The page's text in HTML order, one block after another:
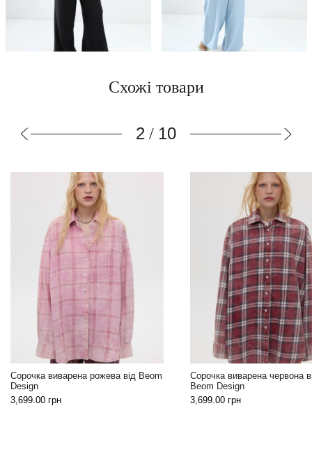
Схожі товари
3 / 10
Сорочка виварена рожева від Beom
Design
3,699.00 грн
Сорочка виварена червона
Beom Design
3,699.00 грн